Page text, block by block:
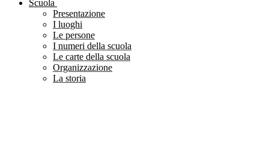
Scuola
Presentazione
I luoghi
Le persone
I numeri della scuola
Le carte della scuola
Organizzazione
La storia